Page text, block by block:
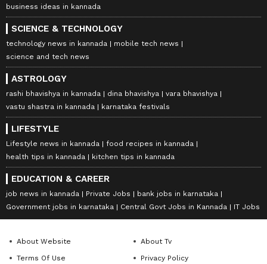
business ideas in kannada
SCIENCE & TECHNOLOGY
technology news in kannada
mobile tech news
science and tech news
ASTROLOGY
rashi bhavishya in kannada dina bhavishya
vara bhavishya
vastu shastra in kannada
karnataka festivals
LIFESTYLE
Lifestyle news in kannada
food recipes in kannada
health tips in kannada
kitchen tips in kannada
EDUCATION & CAREER
job news in kannada Private Jobs
bank jobs in karnataka
Government jobs in karnataka
Central Govt Jobs in Kannada IT Jobs
About Website
About Tv
Terms Of Use
Privacy Policy